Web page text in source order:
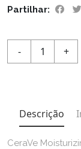
Partilhar:
- 1 +
Descrição
CeraVe